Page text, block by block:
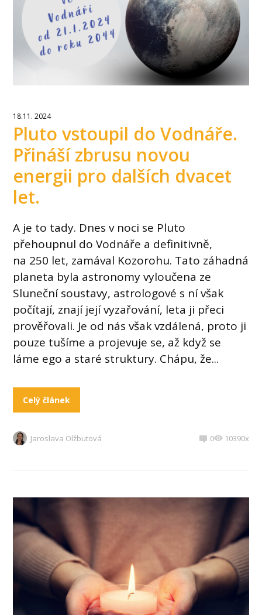
18.11. 2024
Pluto vstoupil do Vodnáře.
Přináší zbrusu novou
energii pro dalších dvacet
let.
A je to tady. Dnes v noci se Pluto
přehoupnul do Vodnáře a definitivně,
na 250 let, zamával Kozorohu. Tato záhadná
planeta byla astronomy vyloučena ze
Sluneční soustavy, astrologové s ní však
počítají, znají její vyzařování, leta ji přeci
prověřovali. Je od nás však vzdálená, proto ji
pouze tušíme a projevuje se, až když se
láme ego a staré struktury. Chápu, že...
Celý článek
Jaroslava Olžbutová 0 10390x